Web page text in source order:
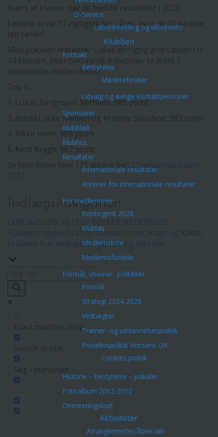
O-Service
Løbstilmelding og løbskonto
Klubben
Kontakt
Bestyrelse
Mødereferater
Udvalg og øvrige kontaktpersoner
Sponsorer
Klubblad
Klubhus
Resultater
Internationale resultater
Kriterier for internationale resultater
For medlemmer
Kontingent 2026
Klubtøj
Medlemsliste
Medlemsfordele
Formål, visioner, politikker
Formål
Strategi 2024-2028
Vedtægter
Træner- og uddannelsespolitik
Privatlivspolitik Horsens OK
Cookies politik
Historie – bestyrelse – pokaler
Fotoalbum 2002-2010
Orienteringskort
Aktiviteter
Arrangementer/Åbne løb
Løbene er de 17 vigtigste løb i året, hvor de 10 bedste
Med pokalen markerer Lukas en rigtig god sæson i H-
14 klassen, hvor han vandt 4 medaljer til årets 5
individuelle mesterskaber.
1. Lukas Bergmann Verhelst: 985 point
2. Astrid Lykke Nielsen og Kristine Skouboe: 983 point
4. Rikke Holm: 969 point
5. Kent Kragh: 962 point
Se hele listen med 121 løbere her:
Championpokalen-
Indlægsnavigation
Hjælpere søges til at forberede boller, kage og kakao
til åbent hus lørdagene i januar og februar
Exact matches only